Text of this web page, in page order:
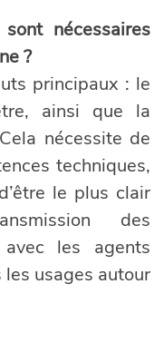
nécessaires
?
principaux : le
ainsi que la
nécessite de
techniques,
le plus clair
des
avec les agents
usages autour